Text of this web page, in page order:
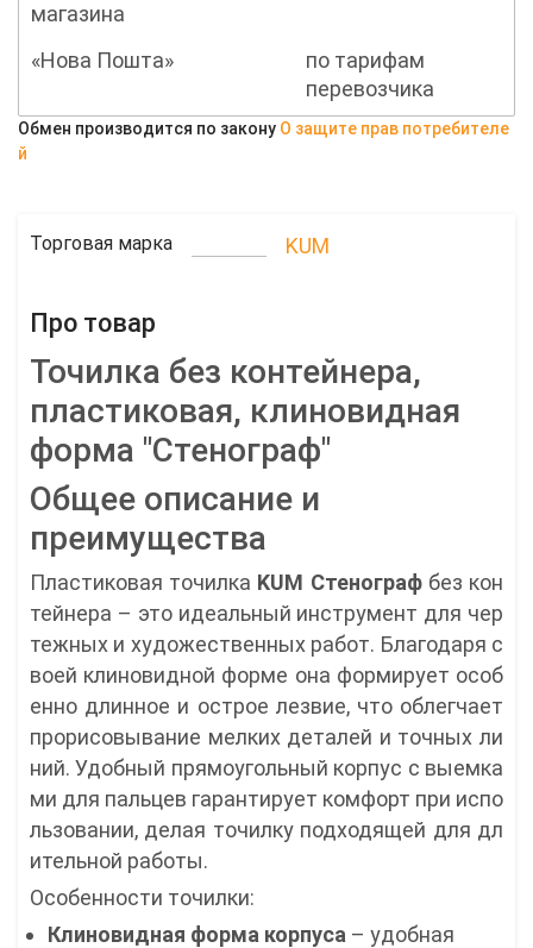
магазина
«Нова Пошта»
по тарифам
перевозчика
Обмен производится по закону О защите прав потребителе
й
Торговая марка KUM
Про товар
Точилка без контейнера,
пластиковая, клиновидная
форма "Стенограф"
Общее описание и
преимущества
Пластиковая точилка KUM Стенографбез кон
тейнера – это идеальный инструмент для чер
тежных и художественных работ. Благодаря с
воей клиновидной форме она формирует особ
енно длинное и острое лезвие, что облегчает
прорисовывание мелких деталей и точных ли
ний. Удобный прямоугольный корпус с выемка
ми для пальцев гарантирует комфорт при испо
льзовании, делая точилку подходящей для дл
ительной работы.
Особенности точилки:
Клиновидная форма корпуса – удобная